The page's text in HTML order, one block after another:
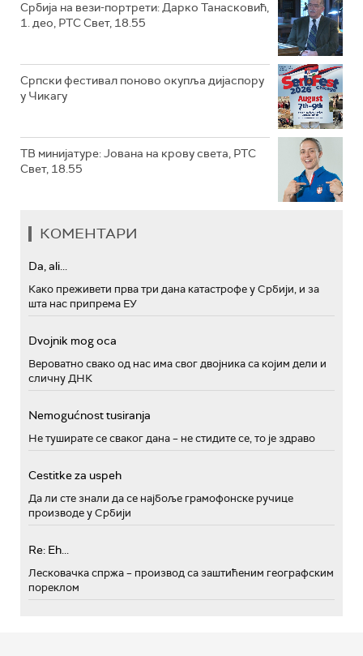
Србија на вези-портрети: Дарко Танасковић,
1. део, РТС Свет, 18.55
Српски фестивал поново окупља дијаспору
у Чикагу
ТВ минијатуре: Јована на крову света, РТС
Свет, 18.55
КОМЕНТАРИ
Da, ali...
Како преживети прва три дана катастрофе у Србији, и за
шта нас припрема ЕУ
Dvojnik mog oca
Вероватно свако од нас има свог двојника са којим дели и
сличну ДНК
Nemogućnost tusiranja
Не туширате се сваког дана – не стидите се, то је здраво
Cestitke za uspeh
Да ли сте знали да се најбоље грамофонске ручице
производе у Србији
Re: Eh...
Лесковачка спржа – производ са заштићеним географским
пореклом